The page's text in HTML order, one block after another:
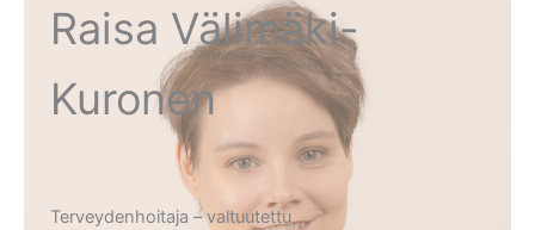
Raisa Välimäki-
Kuronen
Terveydenhoitaja – valtuutettu